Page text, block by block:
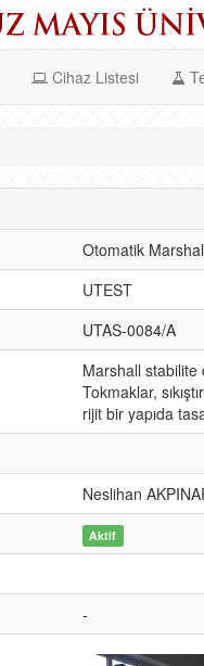
Cihaz Listesi
Otomatik
UTEST
UTAS-0084/A
Marshall stabilite
Tokmaklar,
rijit bir yapıda
Neslihan
Aktif
-